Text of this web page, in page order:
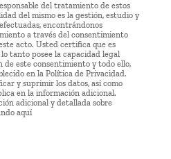
del tratamiento de estos
del mismo es la gestión, estudio y
encontrándonos
a través del consentimiento
acto. Usted certifica que es
tanto posee la capacidad legal
de este consentimiento y todo ello,
en la Política de Privacidad.
y suprimir los datos, así como
en la información adicional.
adicional y detallada sobre
aquí